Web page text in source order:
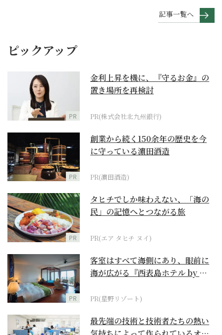
記事一覧へ
ピックアップ
PR
金利上昇を機に、『守るお金』の
置き場所を再検討
PR(株式会社北九州銀行)
PR
創業から続く150余年の歴史を今
に守っている濵田酒造
PR(濵田酒造)
PR
タヒチでしか味わえない、「海の
民」の記憶へとつながる旅
PR(エア タヒチ ヌイ)
PR
客室はすべて海側にあり、眼前に
海が広がる『西表島ホテル by 星
PR(星野リゾート)
最先端の技術と技術者たちの熱い